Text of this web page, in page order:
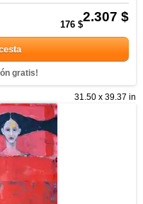
2.307 $
176 $
gratis!
31.50 x 39.37 in